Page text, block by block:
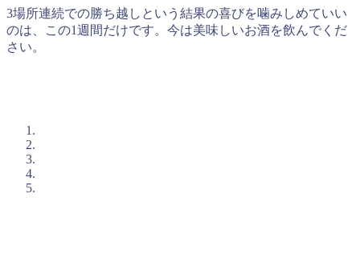
3場所連続での勝ち越しという結果の喜びを噛みしめていい
のは、この1週間だけです。今は美味しいお酒を飲んでくだ
さい。